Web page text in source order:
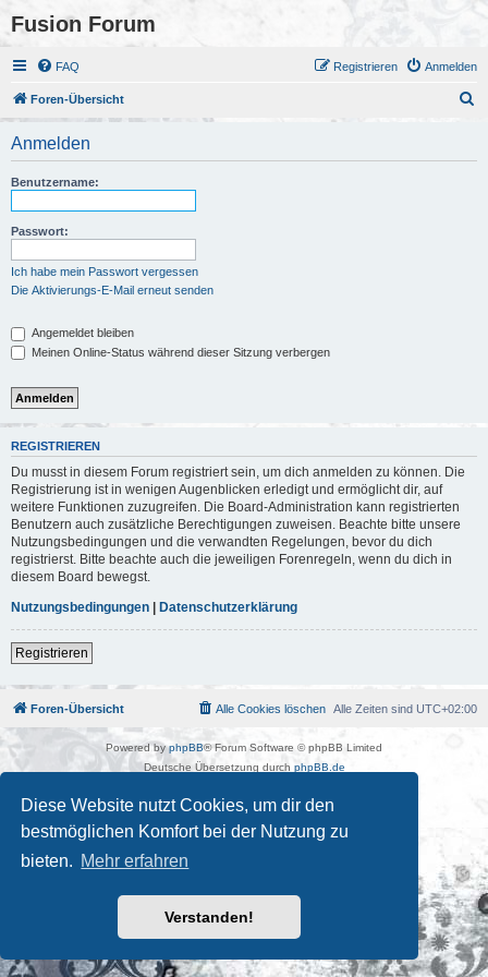
Diese Website nutzt Cookies, um dir den
bestmöglichen Komfort bei der Nutzung zu
bieten. Mehr erfahren
Verstanden!
Fusion Forum
FAQ Anmelden
Registrieren
Foren-Übersicht
Anmelden
Benutzername:
Passwort:
Ich habe mein Passwort vergessen
Die Aktivierungs-E-Mail erneut senden
Angemeldet bleiben
Meinen Online-Status während dieser Sitzung verbergen
REGISTRIEREN
Du musst in diesem Forum registriert sein, um dich anmelden zu können. Die
Registrierung ist in wenigen Augenblicken erledigt und ermöglicht dir, auf
weitere Funktionen zuzugreifen. Die Board-Administration kann registrierten
Benutzern auch zusätzliche Berechtigungen zuweisen. Beachte bitte unsere
Nutzungsbedingungen und die verwandten Regelungen, bevor du dich
registrierst. Bitte beachte auch die jeweiligen Forenregeln, wenn du dich in
diesem Board bewegst.
Nutzungsbedingungen | Datenschutzerklärung
Registrieren
Foren-Übersicht Alle Zeiten sind UTC+02:00
Alle Cookies löschen
Powered byphpBB® Forum Software © phpBB Limited
Deutsche Übersetzung durch phpBB.de
Datenschutz| Nutzungsbedingungen